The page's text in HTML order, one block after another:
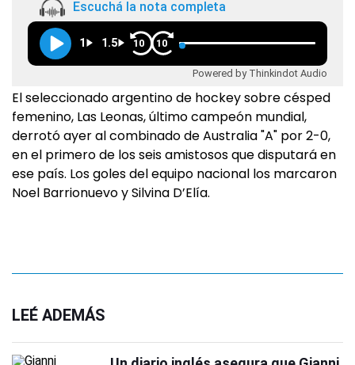
Escuchá la nota completa
1 1.5 10 10
Powered by Thinkindot Audio
El seleccionado argentino de hockey sobre césped
femenino, Las Leonas, último campeón mundial,
derrotó ayer al combinado de Australia "A" por 2-0,
en el primero de los seis amistosos que disputará en
ese país. Los goles del equipo nacional los marcaron
Noel Barrionuevo y Silvina D’Elía.
LEÉ ADEMÁS